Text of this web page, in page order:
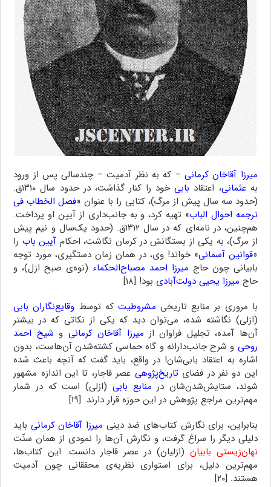
میرزا آقاخان کرمانی– که به نظر آدمیت – چندسالی پس از ورود
بهعثمانی، اعتقاد بابی
خود را کنار گذاشت، در حدود سال ۱۳۱۰ق.
(حدود سه سال پیش از مرگ)، کتابی را با عنوان «فصل الخطاب فی
ترجمه احوال الباب» تهیه کرد، و به جانب‌داری از آیین او پرداخت.
هم‌چنین، در نامه‌ای که در سال ۱۳۱۲ق. (حدود یک‌سال و نیم پیش
از مرگ)، به یکی از بستگانش در کرمان نگاشت، احکام آیین باب را
«قوانین آسمانی» خواند! وی، در همان زمان دستگیری، مورد توجه
بابیانی چون حاج میرزا احمد مصباح‌الحکماء (نوه‌ی صبح ازل)، و
حاج میرزا یحیی دولت‌آبادی بود! [۱۸]
با مروری بر منابع تاریخی مشروطیت که توسط وقایع‌نگاران بابی
(ازلی) نگاشته شده، می‌توان دید که یکی از نکاتی که در بیشتر
آن‌ها آمده، تجلیل فراوان از میرزا آقاخان کرمانی و شیخ احمد
روحی و شرح جانب‌دارانه و گاه حماسی کشته‌شدن آن‌هاست، بدون
اشاره به اعتقاد بابی‌شان! در واقع، باید گفت که آنچه باعث شده
این دو نفر در فضایتاریخ‌پژوهی عصر قاجار، تا این اندازه مشهور
شوند، ستایش‌شدن‌شان در منابع بابی (ازلی) است که در شمار
مهم‌ترین مراجع پژوهش در این حوزه قرار دارند. [۱۹]
بنابراین، برای نگارش کتاب‌های ضد دینی میرزا آقاخان کرمانی باید
دلیلی دیگر را سراغ گرفت، و نگارش آن‌ها را نمودی از همان سنّت
نهان‌زیستی بابیان (ازلیان) در عصر قاجار دانست. این کتاب‌ها،
مهم‌ترین دلیل، برای استواری نظریه‌ی محققانی چون آدمیت
هستند. [۲۰]